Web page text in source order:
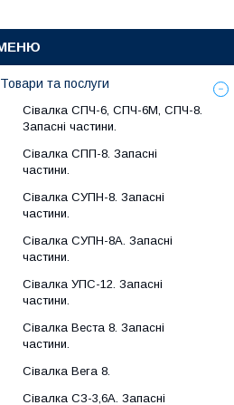
Товари та послуги
Сівалка СПЧ-6, СПЧ-6М, СПЧ-8.
Запасні частини.
Сівалка СПП-8. Запасні
частини.
Сівалка СУПН-8. Запасні
частини.
Сівалка СУПН-8А. Запасні
частини.
Сівалка УПС-12. Запасні
частини.
Сівалка Веста 8. Запасні
частини.
Сівалка Вега 8.
Сівалка СЗ-3,6А. Запасні